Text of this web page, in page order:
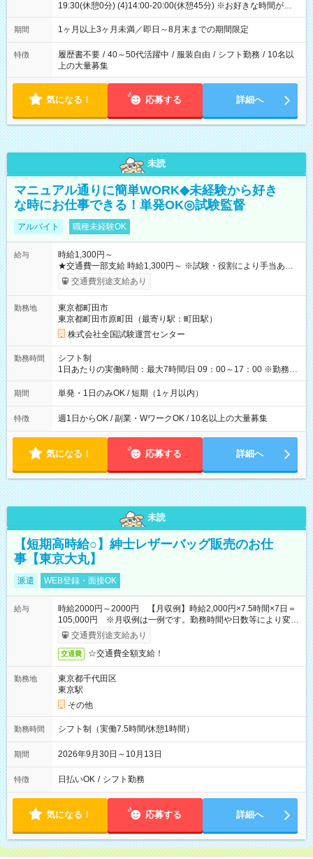
19:30(休憩0分) (4)14:00-20:00(休憩45分) ※お好きな時間が選べ
ます
期間 1ヶ月以上3ヶ月未満／即日～8月末までの期間限定
特徴 履歴書不要 / 40～50代活躍中 / 服装自由 / シフト勤務 / 10名以
上の大量募集
気になる！ 応募する 詳細へ
未読
マニュアル通りに簡単WORK◆未経験から好き
な時にお仕事できる！単発OK◎試験監督
アルバイト 職種未経験OK
給与
時給1,300円～
★交通費一部支給 時給1,300円～ ※試験・役割により手当あり
※勤務回数により昇給あり 【即給（前払い）オプションあ
り！】 希望される場合、勤務から1週間ほどで給与の一部を受け
例】 ・河合塾模擬試験 8:30～17:30（休憩1時間） 時給1,300円
×8時間＝日収10,400円＋交通費 ※当日の役割により時給＋100
円の場合あり ・国家試験 7:00～13:30（休憩なし） 時給1,300
円（役割手当＋100円）×6時間＝日収8,400円＋交通費 【試用期
間】試用期間なし
交通費別途支給あり
勤務地
東京都町田市
東京都町田市原町田（最寄り駅：町田駅）
株式会社全国試験運営センター
勤務時間
シフト制
1日あたりの実働時間：最大7時間/日 09：00～17：00 ※勤務時
間は 試験により異なります。
期間 単発・1日のみOK / 短期（1ヶ月以内）
特徴 週1日からOK / 副業・WワークOK / 10名以上の大量募集
気になる！ 応募する 詳細へ
未読
【短期高時給○】紳士レザーバッグ販売のお仕
事【東京大丸】
派遣 WEB登録・面接OK
給与
時給2000円～2000円 【月収例】時給2,000円×7.5時間×7日＝
105,000円 ※月収例は一例です。勤務時間や日数等により変動
いたします。
交通費別途支給あり
交通費 ☆交通費全額支給！
勤務地
東京都千代田区
東京駅
その他
勤務時間 シフト制（実働7.5時間/休憩1時間）
期間 2026年9月30日～10月13日
特徴 日払いOK / シフト勤務
気になる！ 応募する 詳細へ